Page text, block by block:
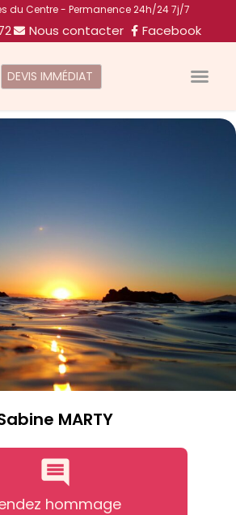
du Centre - Permanence 24h/24 7j/7
Nous contacter Facebook
DEVIS IMMÉDIAT
MARTY
hommage